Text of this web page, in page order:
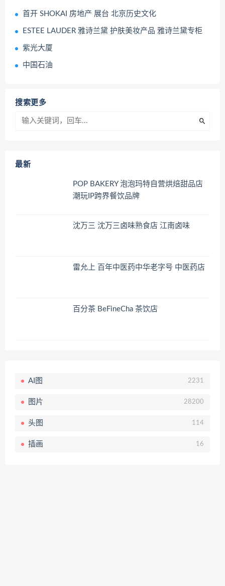
首开 SHOKAI 房地产 展台 北京历史文化
ESTEE LAUDER 雅诗兰黛 护肤美妆产品 雅诗兰黛专柜
紫光大厦
中国石油
搜索更多
最新
POP BAKERY 泡泡玛特自营烘焙甜品店
潮玩IP跨界餐饮品牌
沈万三 沈万三卤味熟食店 江南卤味
雷允上 百年中医药中华老字号 中医药店
百分茶 BeFineCha 茶饮店
AI图 2231
图片 28200
头图 114
插画 16